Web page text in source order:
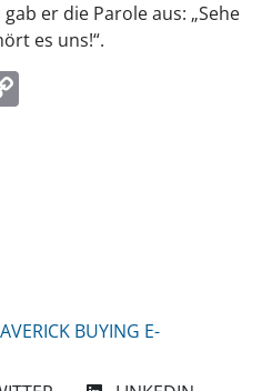
er die Parole aus: „Sehe
es uns!“.
BUYING E-